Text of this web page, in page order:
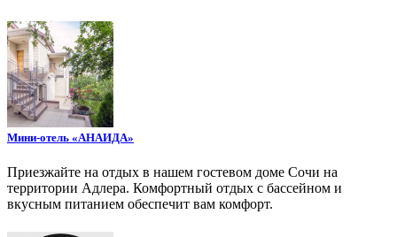
Мини-отель «АНАИДА»
Приезжайте на отдых в нашем гостевом доме Сочи на
территории Адлера. Комфортный отдых с бассейном и
вкусным питанием обеспечит вам комфорт.